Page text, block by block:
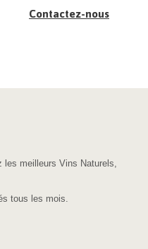
Contactez-nous
les meilleurs Vins Naturels,
tous les mois.